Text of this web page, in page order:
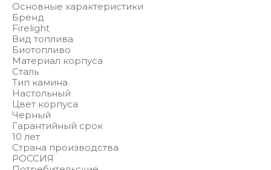
Основные характеристики
Бренд
Firelight
Вид топлива
Биотопливо
Материал корпуса
Сталь
Тип камина
Настольный
Цвет корпуса
Черный
Гарантийный срок
10 лет
Страна производства
РОССИЯ